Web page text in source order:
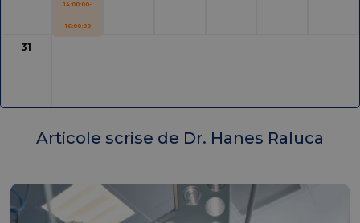
14:00:00-
16:00:00
31
Articole scrise de Dr. Hanes Raluca